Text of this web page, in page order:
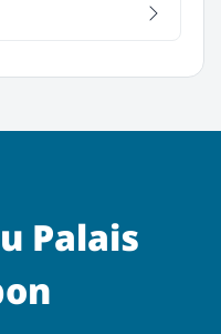
Palais